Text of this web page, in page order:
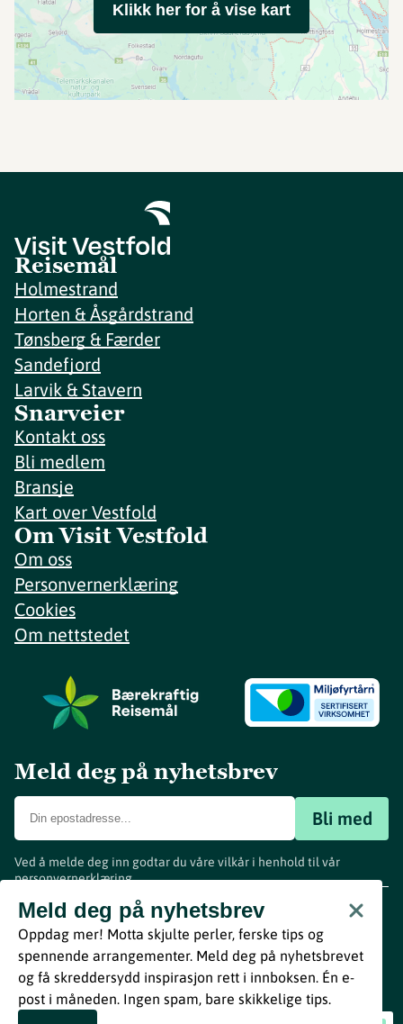
Klikk her for å vise kart
Reisemål
Holmestrand
Horten & Åsgårdstrand
Tønsberg & Færder
Sandefjord
Larvik & Stavern
Snarveier
Kontakt oss
Bli medlem
Bransje
Kart over Vestfold
Om Visit Vestfold
Om oss
Personvernerklæring
Cookies
Om nettstedet
Meld deg på nyhetsbrev
Bli med
Ved å melde deg inn godtar du våre vilkår i henhold til vår
personvernerklæring.
Meld deg på nyhetsbrev
Oppdag mer! Motta skjulte perler, ferske tips og
spennende arrangementer. Meld deg på nyhetsbrevet
og få skreddersydd inspirasjon rett i innboksen. Én e-
post i måneden. Ingen spam, bare skikkelige tips.
www.visitvestfold.com
Turistinformasjon
Vestfold Fylkeskommune
ByBreakfast